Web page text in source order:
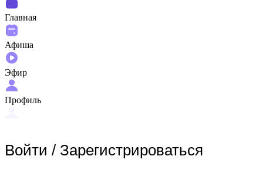
Главная
Афиша
Эфир
Профиль
Войти / Зарегистрироваться